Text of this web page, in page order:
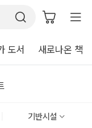
도서 새로나온 책
기반시설